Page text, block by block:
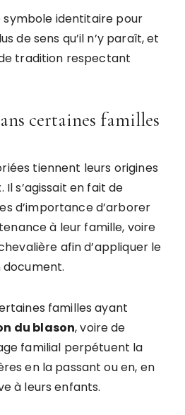
symbole identitaire pour
de sens qu’il n’y paraît, et
tradition respectant
certaines familles
tiennent leurs origines
Il s’agissait en fait de
d’importance d’arborer
à leur famille, voire
afin d’appliquer le
document.
familles ayant
du blason, voire de
familial perpétuent la
en la passant ou en, en
à leurs enfants.